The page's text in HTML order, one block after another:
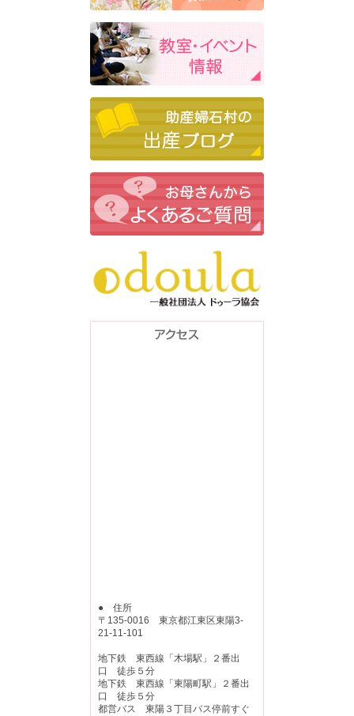
● 住所
〒135-0016 東京都江東区東陽3-
21-11-101
地下鉄 東西線「木場駅」２番出
口 徒歩５分
地下鉄 東西線「東陽町駅」２番出
口 徒歩５分
都営バス 東陽３丁目バス停前すぐ